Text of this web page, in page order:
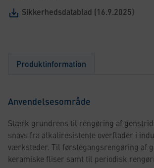
Sikkerhedsdatablad (16.9.2025)
Produktinformation
Anvendelsesområde
Stærk grundrens til rengøring af
snavs fra alkaliresistente overflader i
værksteder. Til førstegangsrengøring af
keramiske fliser samt til periodisk